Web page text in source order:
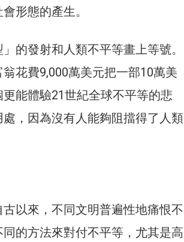
形態的產生。
的發射和人類不平等畫上等號。
花費9,000萬美元把一部10萬美
能體驗21世紀全球不平等的悲
，因為沒有人能夠阻擋得了人類
以來，不同文明普遍性地痛恨不
的方法來對付不平等，尤其是高